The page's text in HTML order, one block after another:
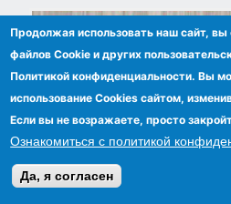
Продолжая использовать наш сайт, вы
файлов Сookie и других
Политикой конфиденциальности. Вы
использование Cookies сайтом,
Если вы не возражаете, просто
Ознакомиться с политикой
Да, я согласен